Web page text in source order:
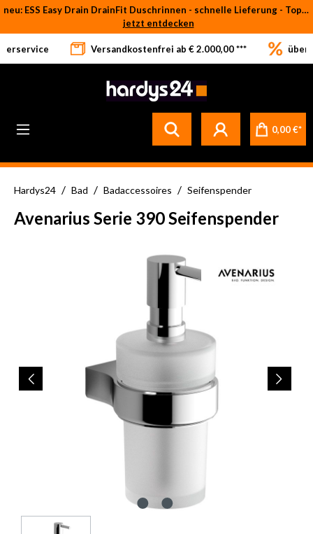
Zum Hauptinhalt springen
neu: ESS Easy Drain DrainFit Duschrinnen - schnelle Lieferung - Top-Preise
jetzt entdecken
Versandkostenfrei ab € 2.000,00 *** über
0,00 €*
Hardys24 / Bad / Badaccessoires / Seifenspender
Avenarius Serie 390 Seifenspender